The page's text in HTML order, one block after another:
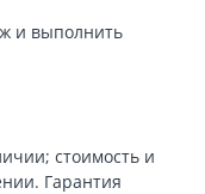
и выполнить
стоимость и
Гарантия